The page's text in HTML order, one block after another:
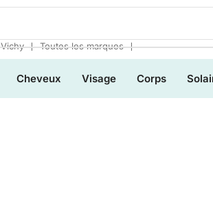
Vichy ❘ Toutes les marques ❘
Cheveux Visage Corps